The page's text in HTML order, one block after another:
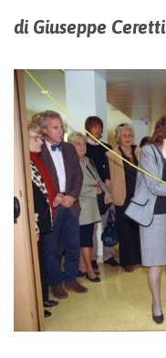
di Giuseppe Ceretti